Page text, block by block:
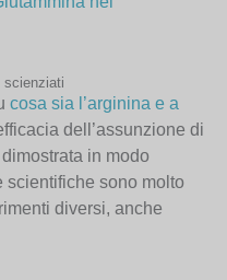
scienziati
cosa sia l’arginina e a
dell’assunzione di
in modo
scientifiche sono molto
diversi, anche